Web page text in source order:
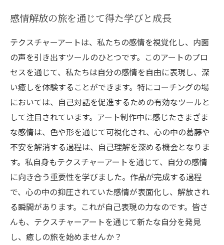
感情解放の旅を通じて得た学びと成長
テクスチャーアートは、私たちの感情を視覚化し、内面
の声を引き出すツールのひとつです。このアートのプロ
セスを通じて、私たちは自分の感情を自由に表現し、深
い癒しを体験することができます。特にコーチングの場
においては、自己対話を促進するための有効なツールと
して注目されています。アート制作中に感じたさまざま
な感情は、色や形を通じて可視化され、心の中の葛藤や
不安を解消する過程は、自己理解を深める機会となりま
す。私自身もテクスチャーアートを通じて、自分の感情
に向き合う重要性を学びました。作品が完成する過程
で、心の中の抑圧されていた感情が表面化し、解放され
る瞬間があります。これが自己表現の力なのです。皆さ
んも、テクスチャーアートを通じて新たな自分を発見
し、癒しの旅を始めませんか？